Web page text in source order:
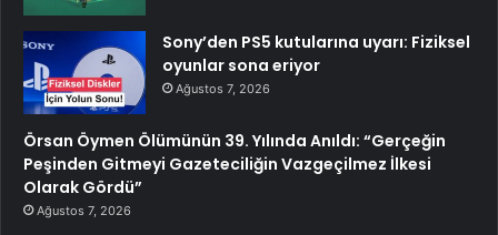
Sony’den PS5 kutularına uyarı: Fiziksel
oyunlar sona eriyor
Ağustos 7, 2026
Örsan Öymen Ölümünün 39. Yılında Anıldı: “Gerçeğin
Peşinden Gitmeyi Gazeteciliğin Vazgeçilmez İlkesi
Olarak Gördü”
Ağustos 7, 2026